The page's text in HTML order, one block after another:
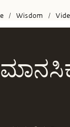
/ Wisdom /